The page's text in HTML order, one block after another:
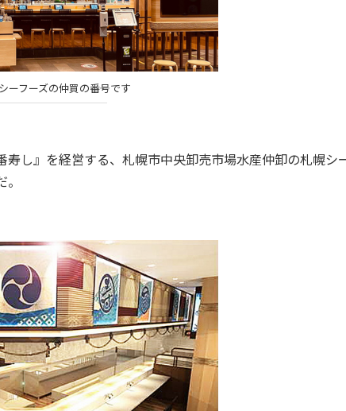
ーフーズの仲買の番号です
し』を経営する、札幌市中央卸売市場水産仲卸の札幌シ